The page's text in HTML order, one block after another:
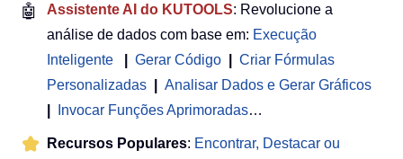
🤖 Assistente AI do KUTOOLS: Revolucione a
análise de dados com base em: Execução
Inteligente
Gerar Código
Criar Fórmulas
Personalizadas
Analisar Dados e Gerar Gráficos
Invocar Funções Aprimoradas…
Recursos Populares: Encontrar, Destacar ou